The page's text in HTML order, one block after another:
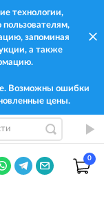
технологии,
пользователям,
запоминая
а также
Возможны ошибки
цены.
0